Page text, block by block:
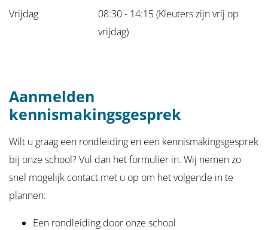
Vrijdag
08:30 - 14:15 (Kleuters zijn vrij op
vrijdag)
Aanmelden
kennismakingsgesprek
Wilt u graag een rondleiding en een kennismakingsgesprek
bij onze school? Vul dan het formulier in. Wij nemen zo
snel mogelijk contact met u op om het volgende in te
plannen:
Een rondleiding door onze school